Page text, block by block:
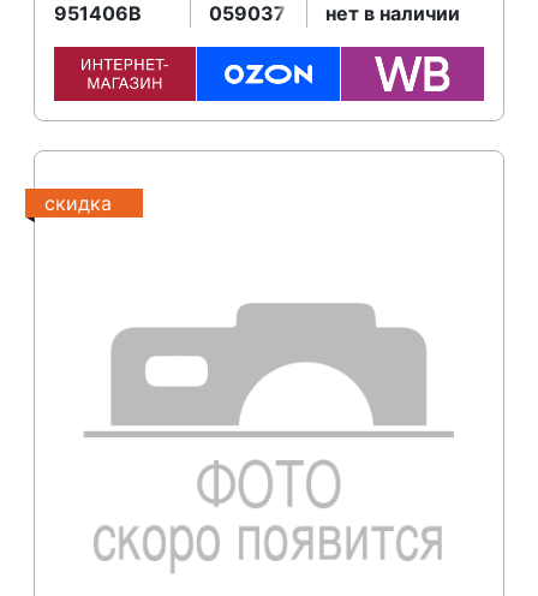
951406B
059037
нет в наличии
скидка